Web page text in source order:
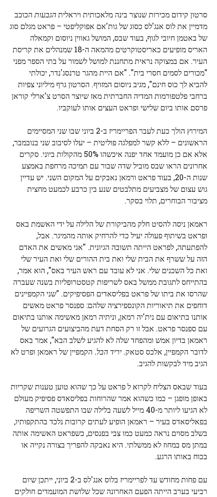
סרטון קידום מכירות שנוצר בינה מלאכותית ויראליתהגבעותהכוכב
מדמיין את לוס אנג'לס כסוג של גות'אם אפוקליפטי – פראט מגלם סוג
של באטמן חיובי לגוף, בעוד שבס, המושל גאווין ניוסום וקמאלה
האריס מופיעים כאריסטוקרטים מהמאה ה-18 שמנהלים את קריסת
העיר. אם במצוקה נראית מתחננת למושל לשמור על בתי הספר מפני
"מכורים לסמים חסרי בית". "אם היית מהגר טרנסג'נדר, יכולתי
להביא לך כוס חינם", מגיב ניוסום המזויף. הסרטון גרף מיליוני צפיות
ברחבי פלטפורמות המדיה החברתית מאז שיוצר הסרט צ'ארלי קוראן
פרסם אותו ביום שלישי ופראט העצים אותו לעוקביו.
המירוץ הולך כעת לעבר הפריימריז ב-2 ביוני שבו שני המסיימים
הראשונים – ללא קשר למפלגה פוליטית – יעלו לסיבוב שני בנובמבר,
אלא אם כן מועמד אחד יפנה איכשהו 50% מהקולות ביוני. סקרים
אחרונים הראו שבס מוביל שדה שבור עם תמיכה מרחפת באמצע
שנות ה-20, בעוד פראט ורמאן נאבקים על המקום השני. יש עדיין
גוש עצום של מצביעים מתלבטים שנע בין כרבע לכמעט מחצית
מציבור הבוחרים, תלוי בסקר.
ראמאן ניסה להסיט חלק מהביקורת של הלילה על ידי האשמת באס
ופראט בשיתוף פעולה יעיל כדי להרחיק אותה מהמיגר. אבל,
להפתעתה, לפראט הייתה תשובה הגיונית. "אני מאשים את האדם
הזה על ששרף את הבית שלי ואת בית ההורים שלי ואת העיר שלי
ואת כל השכנים שלי. אני לא עובד עם ראש העיר באס", הוא אמר,
בהתייחס לתגובת ממשל באס לשריפות קטסטרופליות בשנה שעברה
שהרסו את ביתו של פראט בפליסאדים הפסיפיקים. "שני הקמפיינים
דוחפים את תיאוריות הקונספירציה שלהם: ספנסר פראט מאשים
אותנו בתיאום עם נית'יה רמאן, וניתיה רמאן מאשימה אותנו בתיאום
עם ספנסר פראט. אבל זו רק הסחת דעת מהביצועים הגרועים של
ראמאן בדיון אמש ומהפחד שלה לא להגיע לשלב הבא", אמר באס
לדובר הקמפיין, אלכס סטאק. יריד הבל. הקמפיין של ראמאן ופרט לא
הגיב מיד לבקשות להגיב.
בעוד שבאס הצליח לקרוא ל פראט על כך שהוא טוען טענות שקריות
באופן מופגן – כמו כשהוא אמר שהרוחות בפליסאדס פסיפיק מעולם
לא הגיעו ליותר מ-40 מייל לשעה בלילה שבו התפשטה השריפה
בפאליסאדס בעיר – ראמאן הופיע לעתים קרובות נלכד בהתקפותיו,
בשלב מסוים נראה כמעט כמו צבי בפנסים, כשפראט האשימה אותה
במתן מס במחוז לא ממשלתי. היא נאבקה להפריך בצורה נקייה או
בכוח באותו הרגע.
עם פחות מחודש עד לפריימריז בלוס אנג'לס ב-2 ביוני, ייתכן שיום
רביעי בערב הייתה הפעם האחרונה שכל שלושת המועמדים חולקים